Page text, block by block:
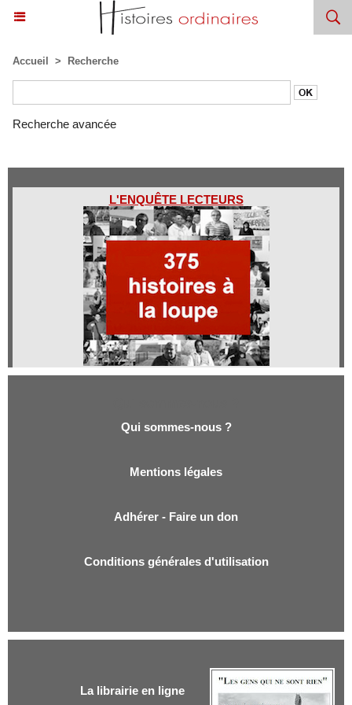
Accueil > Recherche
Recherche avancée
L'ENQUÊTE LECTEURS
Qui sommes-nous ?
Mentions légales
Adhérer - Faire un don
Conditions générales d'utilisation
La librairie en ligne